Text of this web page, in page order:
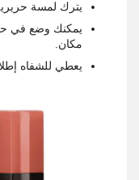
يترك لمسة
يمكنك وضع في
مكان.
يعطي للشفاه